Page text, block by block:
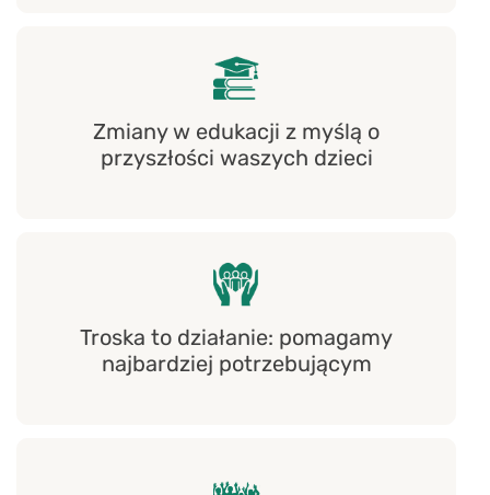
Zmiany w edukacji z myślą o
przyszłości waszych dzieci
Troska to działanie: pomagamy
najbardziej potrzebującym